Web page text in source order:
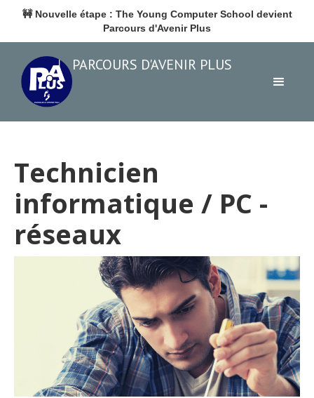
🚧 Nouvelle étape : The Young Computer School devient
Parcours d'Avenir Plus
PARCOURS D'AVENIR PLUS
Technicien
informatique / PC -
réseaux